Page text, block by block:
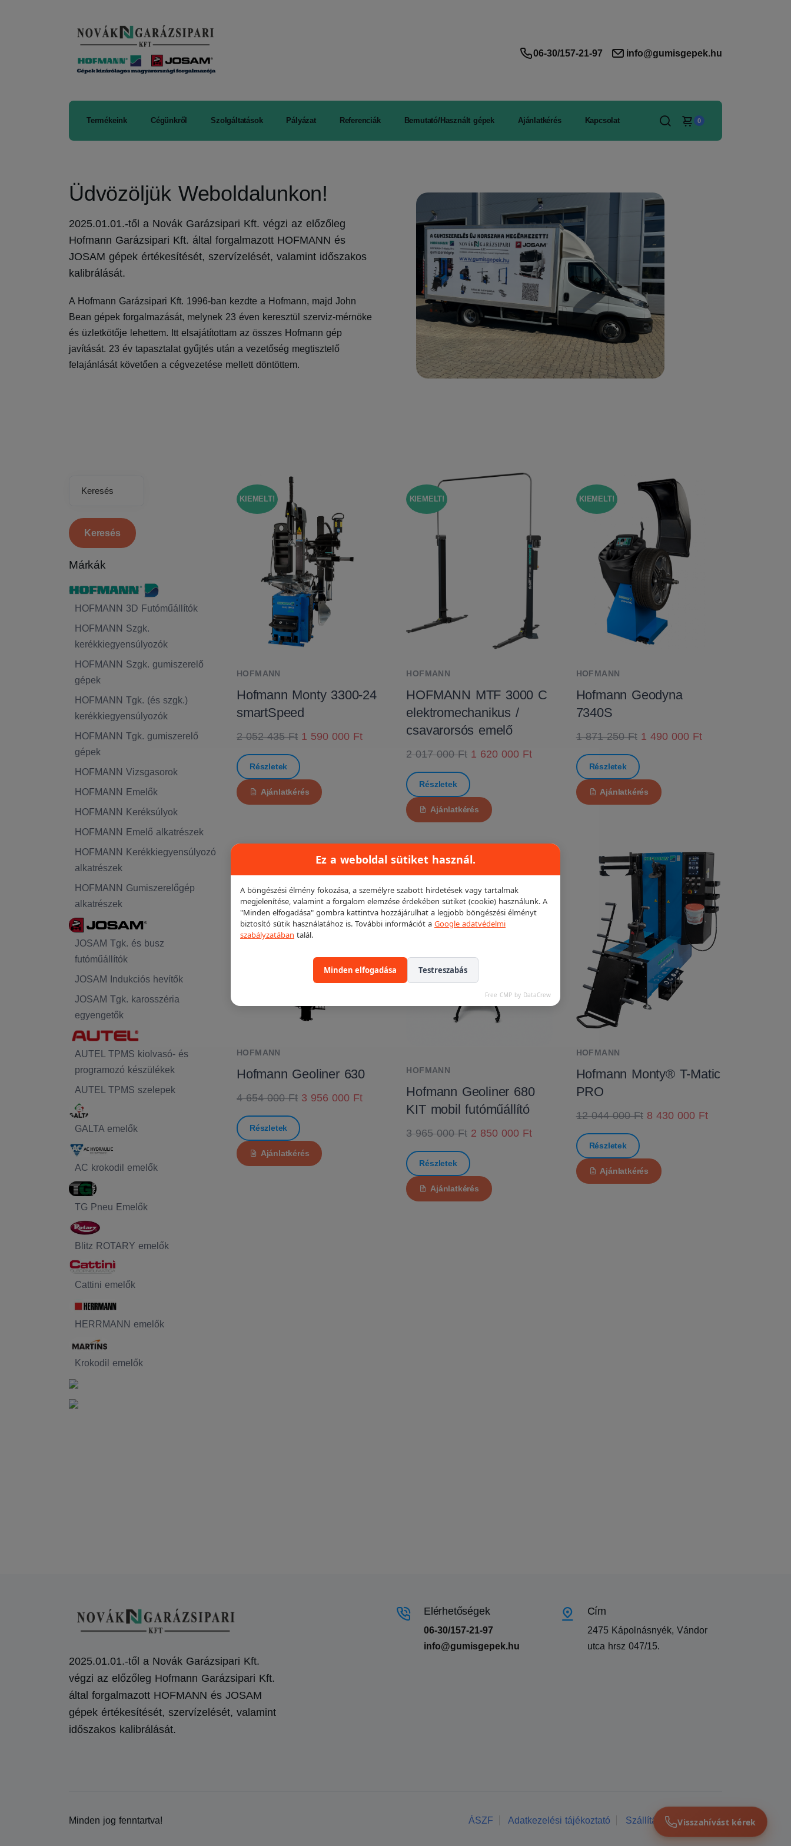
06-30/157-21-97 info@gumisgepek.hu
Termékeink Cégünkről Szolgáltatások Pályázat Referenciák Bemutató/Használt gépek Ajánlatkérés Kapcsolat 0
Üdvözöljük Weboldalunkon!
2025.01.01.-től a Novák Garázsipari Kft. végzi az előzőleg
Hofmann Garázsipari Kft. által forgalmazott HOFMANN és
JOSAM gépek értékesítését, szervízelését, valamint időszakos
kalibrálását.
A Hofmann Garázsipari Kft. 1996-ban kezdte a Hofmann, majd John
Bean gépek forgalmazását, melynek 23 éven keresztül szerviz-mérnöke
és üzletkötője lehettem. Itt elsajátítottam az összes Hofmann gép
javítását. 23 év tapasztalat gyűjtés után a vezetőség megtisztelő
felajánlását követően a cégvezetése mellett döntöttem.
Keresés
Márkák
HOFMANN 3D Futóműállítók
HOFMANN Szgk.
kerékkiegyensúlyozók
HOFMANN Szgk. gumiszerelő
gépek
HOFMANN Tgk. (és szgk.)
kerékkiegyensúlyozók
HOFMANN Tgk. gumiszerelő
gépek
HOFMANN Vizsgasorok
HOFMANN Emelők
HOFMANN Keréksúlyok
HOFMANN Emelő alkatrészek
HOFMANN Kerékkiegyensúlyozó
alkatrészek
HOFMANN Gumiszerelőgép
alkatrészek
JOSAM Tgk. és busz
futóműállítók
JOSAM Indukciós hevítők
JOSAM Tgk. karosszéria
egyengetők
AUTEL TPMS kiolvasó- és
programozó készülékek
AUTEL TPMS szelepek
GALTA emelők
AC krokodil emelők
TG Pneu Emelők
Blitz ROTARY emelők
Cattini emelők
HERRMANN emelők
Krokodil emelők
KIEMELT!
HOFMANN
Hofmann Monty 3300-24
smartSpeed
2 052 435 Ft 1 590 000 Ft
Részletek
Ajánlatkérés
KIEMELT!
HOFMANN
HOFMANN MTF 3000 C
elektromechanikus /
csavarorsós emelő
2 017 000 Ft 1 620 000 Ft
Részletek
Ajánlatkérés
KIEMELT!
HOFMANN
Hofmann Geodyna
7340S
1 871 250 Ft 1 490 000 Ft
Részletek
Ajánlatkérés
KIEMELT!
HOFMANN
Hofmann Geoliner 630
4 654 000 Ft 3 956 000 Ft
Részletek
Ajánlatkérés
HOFMANN
Hofmann Monty® T-Matic
PRO
12 044 000 Ft 8 430 000 Ft
Részletek
Ajánlatkérés
KIEMELT!
HOFMANN
Hofmann Geoliner 680
KIT mobil futóműállító
3 965 000 Ft 2 850 000 Ft
Részletek
Ajánlatkérés
2025.01.01.-től a Novák Garázsipari Kft.
végzi az előzőleg Hofmann Garázsipari Kft.
által forgalmazott HOFMANN és JOSAM
gépek értékesítését, szervízelését, valamint
időszakos kalibrálását.
Elérhetőségek
06-30/157-21-97
info@gumisgepek.hu
Cím
2475 Kápolnásnyék, Vándor
utca hrsz 047/15.
Minden jog fenntartva! ÁSZF Adatkezelési tájékoztató Szállítási feltételekVisszahívást kérek
Ez a weboldal sütiket használ.
A böngészési élmény fokozása, a személyre szabott hirdetések vagy tartalmak
megjelenítése, valamint a forgalom elemzése érdekében sütiket (cookie) használunk. A
"Minden elfogadása" gombra kattintva hozzájárulhat a legjobb böngészési élményt
biztosító sütik használatához is. További információt a Google adatvédelmi
szabályzatában talál.
Minden elfogadása Testreszabás
Free CMP by DataCrew